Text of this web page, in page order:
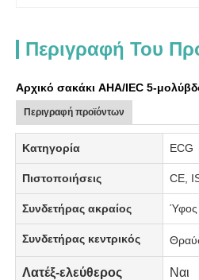
Περιγραφή Του
Αρχικό σακάκι AHA/IEC 5-
Περιγραφή προϊόντων
Κατηγορία ECG
Πιστοποιήσεις CE,
Συνδετήρας ακραίος Ύφος
Συνδετήρας κεντρικός
Λατέξ-ελεύθερος Ναι